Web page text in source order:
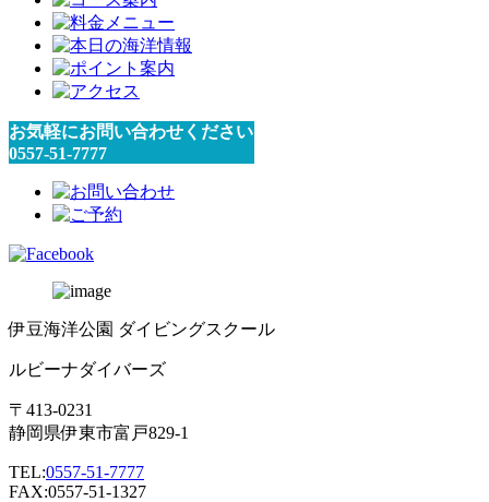
お気軽にお問い合わせください
0557-51-7777
伊豆海洋公園 ダイビングスクール
ルビーナダイバーズ
〒413-0231
静岡県伊東市富戸829-1
TEL:0557-51-7777
FAX:0557-51-1327